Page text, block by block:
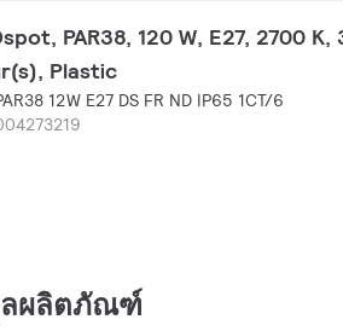
PAR38, 120 W, E27, 2700
Plastic
12W E27 DS FR ND IP65 1CT/6
ผลิตภัณฑ์